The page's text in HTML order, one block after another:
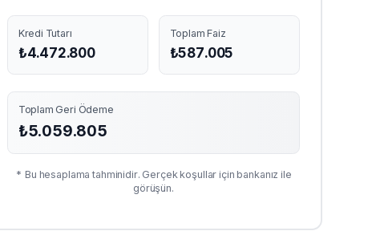
Kredi Tutarı
₺4.472.800
Toplam Faiz
₺587.005
Toplam Geri Ödeme
₺5.059.805
* Bu hesaplama tahminidir. Gerçek koşullar için bankanız ile
görüşün.